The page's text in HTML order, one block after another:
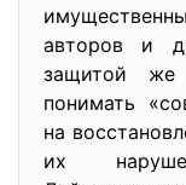
авторов и
защитой
понимать
на
их